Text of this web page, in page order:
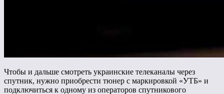
Чтобы и дальше смотреть украинские телеканалы через
спутник, нужно приобрести тюнер с маркировкой «УТБ» и
подключиться к одному из операторов спутникового